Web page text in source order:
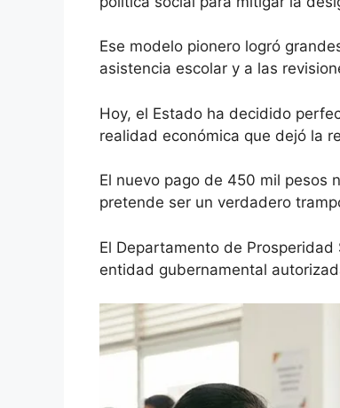
Ese modelo pionero logró
asistencia escolar y a las
Hoy, el Estado ha decidido
realidad económica que dejó la
El nuevo pago de 450 mil pesos
pretende ser un verdadero
El Departamento de
entidad gubernamental